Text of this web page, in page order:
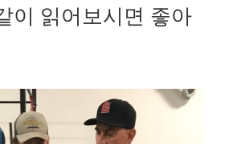
이 읽어보시면 좋아